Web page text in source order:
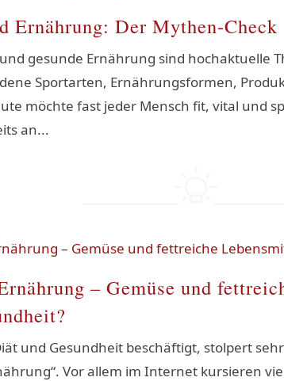
Ernährung: Der Mythen-Check
gesunde Ernährung sind hochaktuelle
Sportarten, Ernährungsformen,
möchte fast jeder Mensch fit, vital und
an...
– Gemüse und
und Gesundheit beschäftigt, stolpert
Vor allem im Internet kursieren